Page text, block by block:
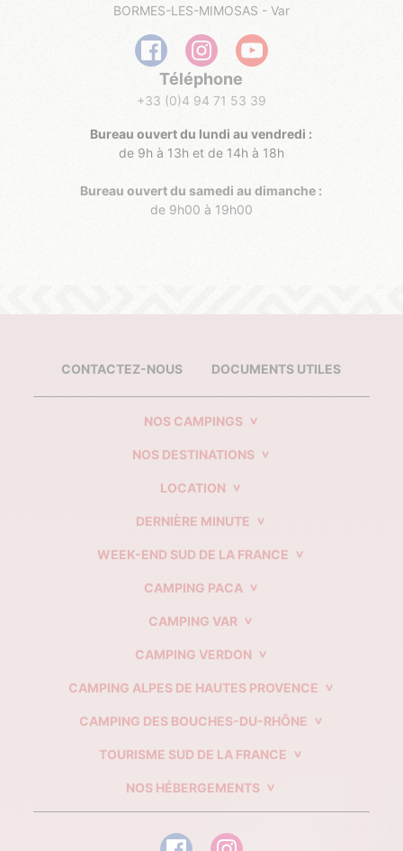
BORMES-LES-MIMOSAS - Var
Téléphone
+33 (0)4 94 71 53 39
Bureau ouvert du lundi au vendredi :
de 9h à 13h et de 14h à 18h
Bureau ouvert du samedi au dimanche :
de 9h00 à 19h00
CONTACTEZ-NOUS DOCUMENTS UTILES
NOS CAMPINGS
NOS DESTINATIONS
LOCATION
DERNIÈRE MINUTE
WEEK-END SUD DE LA FRANCE
CAMPING PACA
CAMPING VAR
CAMPING VERDON
CAMPING ALPES DE HAUTES PROVENCE
CAMPING DES BOUCHES-DU-RHÔNE
TOURISME SUD DE LA FRANCE
NOS HÉBERGEMENTS